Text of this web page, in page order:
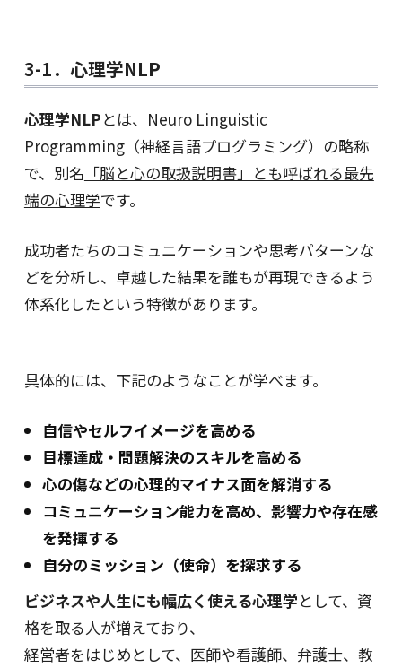
3-1．心理学NLP
心理学NLPとは、Neuro Linguistic
Programming（神経言語プログラミング）の略称
で、別名 「脳と心の取扱説明書」とも呼ばれる最先
端の心理学です。
成功者たちのコミュニケーションや思考パターンな
どを分析し、卓越した結果を誰もが再現できるよう
体系化したという特徴があります。
具体的には、下記のようなことが学べます。
自信やセルフイメージを高める
目標達成・問題解決のスキルを高める
心の傷などの心理的マイナス面を解消する
コミュニケーション能力を高め、影響力や存在感
を発揮する
自分のミッション（使命）を探求する
ビジネスや人生にも幅広く使える心理学として、資
格を取る人が増えており、
経営者をはじめとして、医師や看護師、弁護士、教